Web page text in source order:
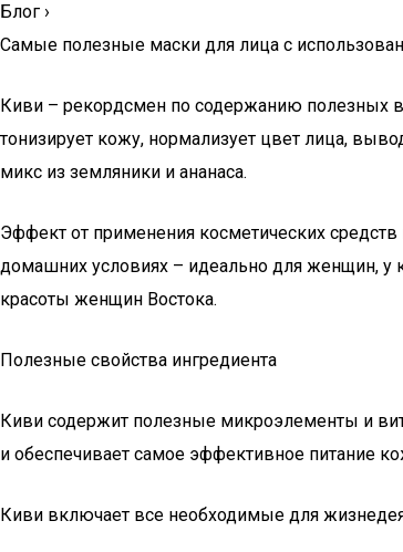
Блог ›
Самые полезные маски для лица с
Киви – рекордсмен по содержанию полезных
тонизирует кожу, нормализует цвет лица,
микс из земляники и ананаса.
Эффект от применения косметических средств
домашних условиях – идеально для женщин, у
красоты женщин Востока.
Полезные свойства ингредиента
Киви содержит полезные микроэлементы и
и обеспечивает самое эффективное питание
Киви включает все необходимые для